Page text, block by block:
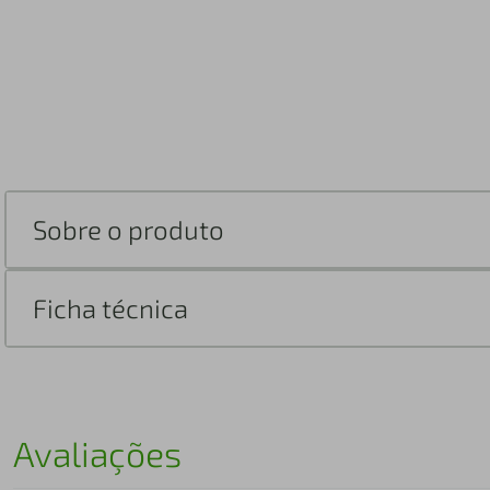
Sobre o produto
Ficha técnica
Avaliações